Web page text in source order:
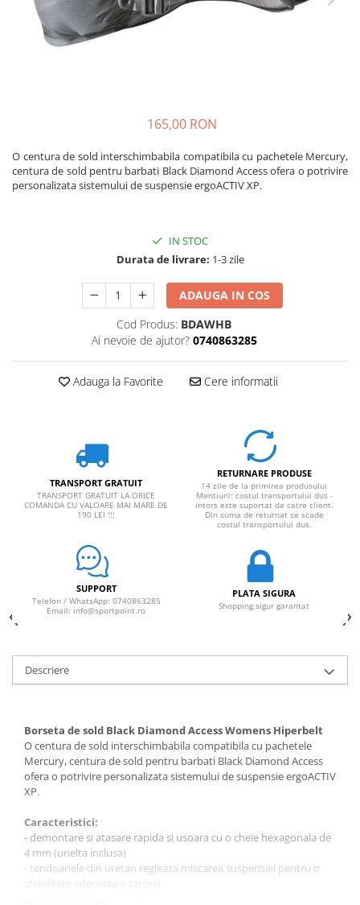
Slackline
Accesorii
Caciuli
Jachete
Caciuli
Pantaloni copii
165,00 RON
O centura de sold interschimbabila compatibila cu pachetele Mercury,
centura de sold pentru barbati Black Diamond Access ofera o potrivire
personalizata sistemului de suspensie ergoACTIV XP.
IN STOC
Durata de livrare: 1-3 zile
ADAUGA IN COS
Cod Produs: BDAWHB
Ai nevoie de ajutor? 0740863285
Adauga la Favorite Cere informatii
TRANSPORT GRATUIT
TRANSPORT GRATUIT LA ORICE
COMANDA CU VALOARE MAI MARE DE
190 LEI !!!
RETURNARE PRODUSE
14 zile de la primirea produsului
Mentiuni: costul transportului dus -
intors este suportat de catre client.
Din suma de returnat se scade
costul transportului dus.
SUPPORT
Telefon / WhatsApp: 0740863285
Email: info@sportpoint.ro
PLATA SIGURA
Shopping sigur garantat
Descriere
Borseta de sold Black Diamond Access Womens Hiperbelt
O centura de sold interschimbabila compatibila cu pachetele
Mercury, centura de sold pentru barbati Black Diamond Access
ofera o potrivire personalizata sistemului de suspensie ergoACTIV
XP.
Caracteristici:
- demontare si atasare rapida si usoara cu o cheie hexagonala de
4 mm (unelta inclusa)
- tendoanele din uretan regleaza miscarea suspensiei pentru o
stabilitate adecvata a sarcinii